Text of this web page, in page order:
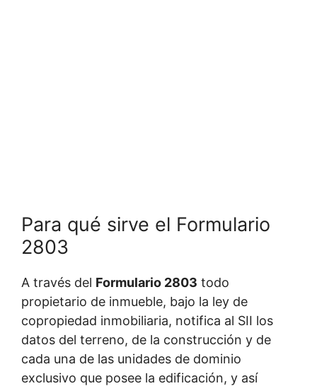
Para qué sirve el Formulario
2803
A través del Formulario 2803 todo
propietario de inmueble, bajo la ley de
copropiedad inmobiliaria, notifica al SII los
datos del terreno, de la construcción y de
cada una de las unidades de dominio
exclusivo que posee la edificación, y así